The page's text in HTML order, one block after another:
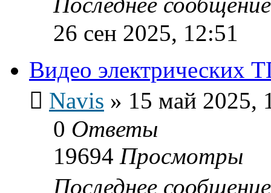
26 сен 2025, 12:51
Видео электрических
Navis » 15 май 2025,
0 Ответы
19694 Просмотры
Последнее